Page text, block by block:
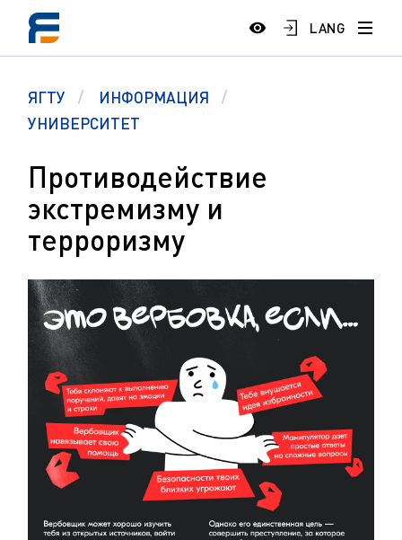
LANG
ЯГТУ
ИНФОРМАЦИЯ
УНИВЕРСИТЕТ
Противодействие
экстремизму и
терроризму